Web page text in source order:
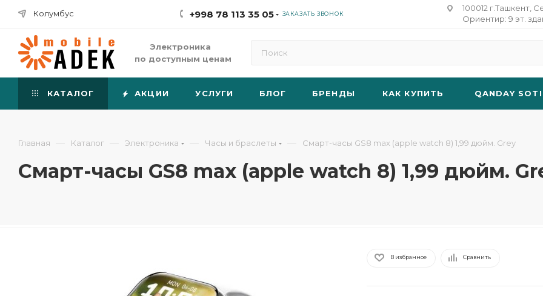
Колумбус +998 78 113 35 05 ЗАКАЗАТЬ ЗВОНОК
100012 г.Ташкент,
Ориентир: 9 эт.
Электроника
по доступным ценам
КАТАЛОГ АКЦИИ УСЛУГИ БЛОГ БРЕНДЫ КАК КУПИТЬ QANDAY
Главная — Каталог — Электроника — Часы и браслеты — Смарт-часы GS8 max (apple watch 8) 1,99 дюйм. Grey
Смарт-часы GS8 max (apple watch 8) 1,99 дюйм.
В избранное Сравнить